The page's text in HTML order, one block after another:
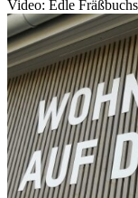
Video: Edle